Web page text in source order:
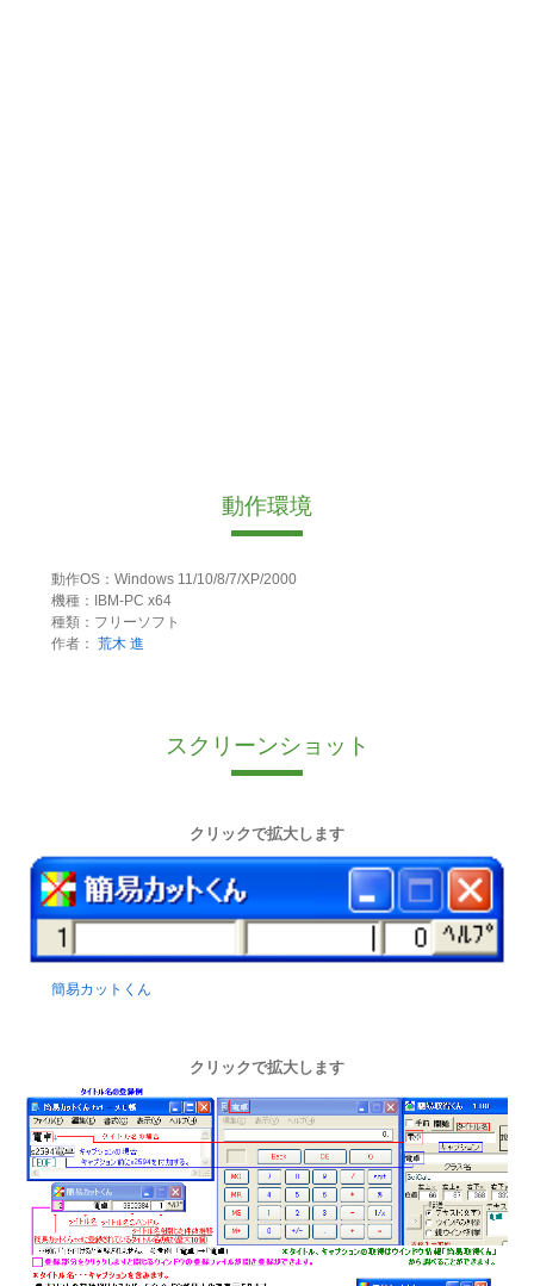
動作環境
動作OS：Windows 11/10/8/7/XP/2000
機種：IBM-PC x64
種類：フリーソフト
作者： 荒木 進
スクリーンショット
クリックで拡大します
簡易カットくん
クリックで拡大します